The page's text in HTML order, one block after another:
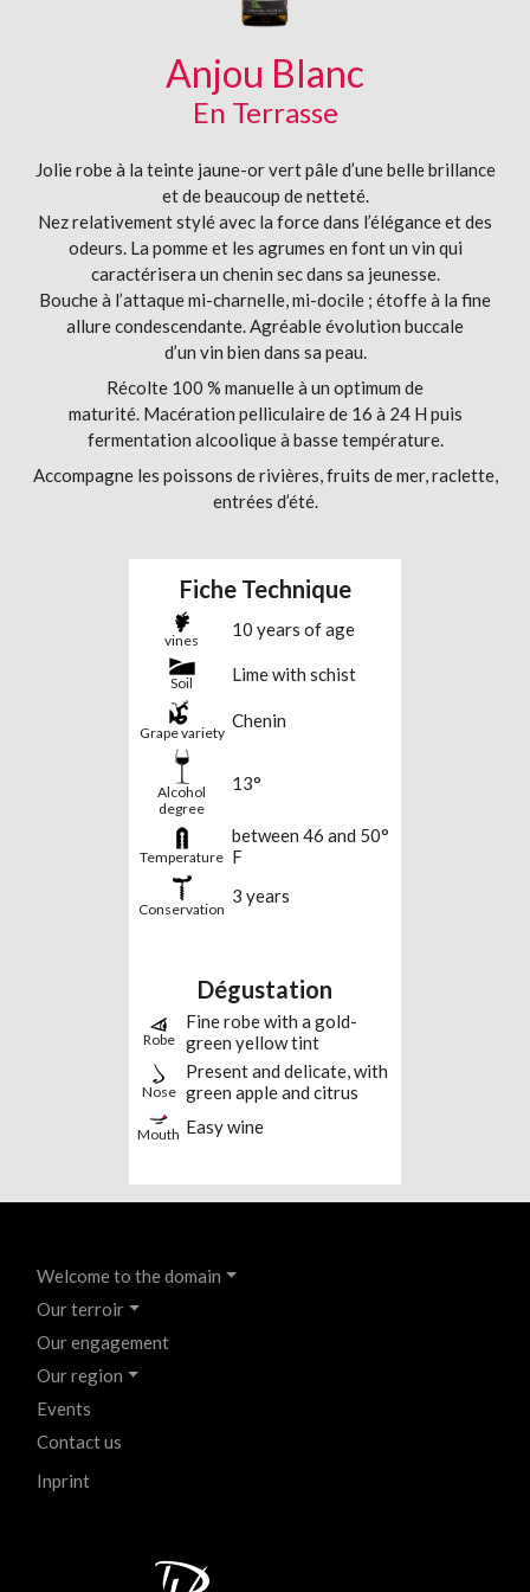
Anjou Blanc
En Terrasse
Jolie robe à la teinte jaune-or vert pâle d’une belle brillance
et de beaucoup de netteté.
Nez relativement stylé avec la force dans l’élégance et des
odeurs. La pomme et les agrumes en font un vin qui
caractérisera un chenin sec dans sa jeunesse.
Bouche à l’attaque mi-charnelle, mi-docile ; étoffe à la fine
allure condescendante. Agréable évolution buccale
d’un vin bien dans sa peau.
Récolte 100 % manuelle à un optimum de
maturité. Macération pelliculaire de 16 à 24 H puis
fermentation alcoolique à basse température.
Accompagne les poissons de rivières, fruits de mer, raclette,
entrées d’été.
Fiche Technique
vines
10 years of age
Soil Lime with schist
Grape variety
Chenin
Alcohol
degree
13°
Temperature
between 46 and 50°
F
Conservation
3 years
Dégustation
Robe
Fine robe with a gold-
green yellow tint
Nose
Present and delicate, with
green apple and citrus
Mouth Easy wine
Menu
EN
Haut
de
page
du
version
Welcome to the domain
Our terroir
Our engagement
Our region
Events
Contact us
Menu
Inprint